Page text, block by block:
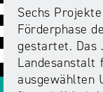
Intermediäre
Growth
Day
Laut-
ABC
#äsch-
Tecks
Forschung
Förderungen
und
Regulierung
Bereich
Sechs
Förderphase
gestartet. Das
Landesanstalt
ausgewählten